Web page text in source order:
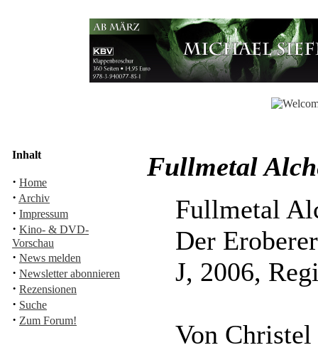
Inhalt
· Home
· Archiv
· Impressum
· Kino- & DVD-
Vorschau
· News melden
· Newsletter abonnieren
· Rezensionen
· Suche
· Zum Forum!
Fullmetal
Fullmetal
Der
J, 2006,
Von Christel